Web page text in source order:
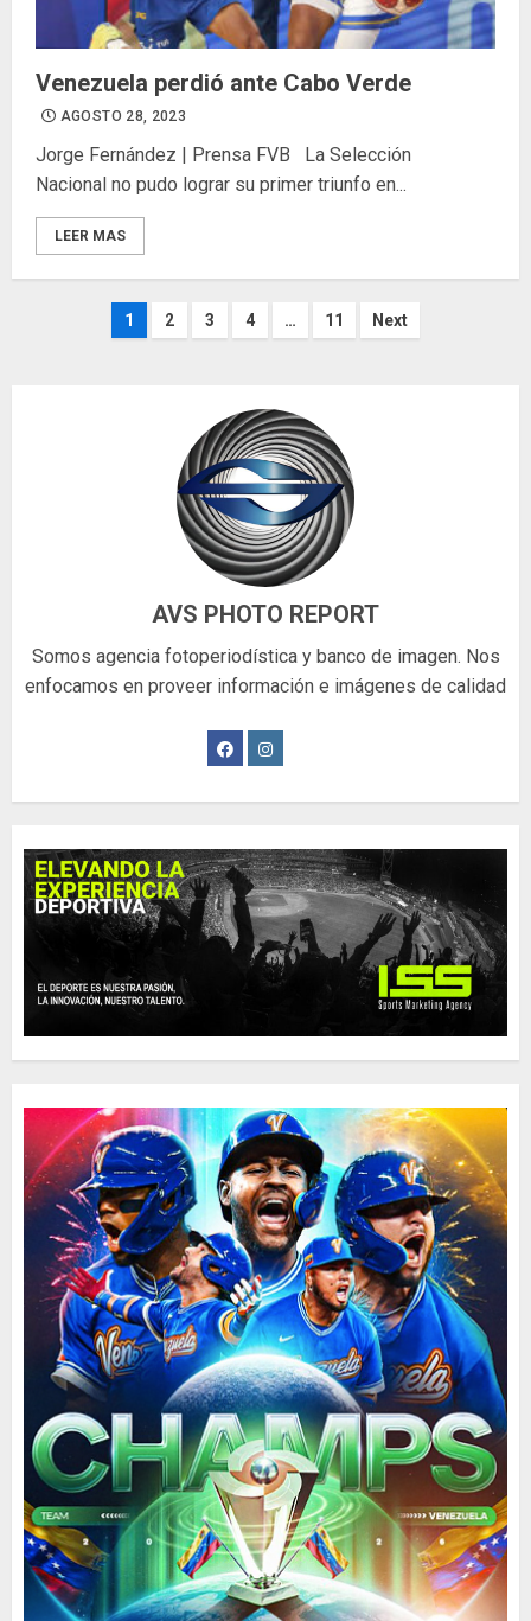
Venezuela perdió ante Cabo Verde
AGOSTO 28, 2023
Jorge Fernández | Prensa FVB La Selección
Nacional no pudo lograr su primer triunfo en...
LEER MAS
Paginación
entradas
1 2 3 4 … 11 Next
AVS PHOTO REPORT
Somos agencia fotoperiodística y banco de imagen. Nos
enfocamos en proveer información e imágenes de calidad